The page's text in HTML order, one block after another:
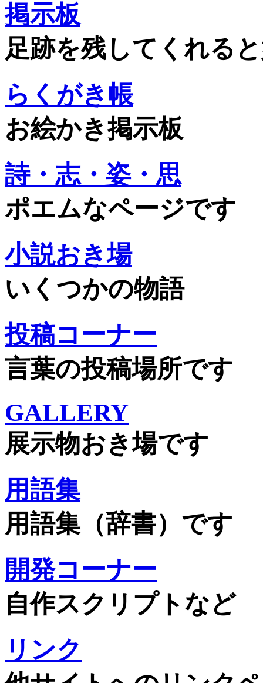
掲示板
足跡を残してくれる
らくがき帳
お絵かき掲示板
詩・志・姿・思
ポエムなページです
小説おき場
いくつかの物語
投稿コーナー
言葉の投稿場所です
GALLERY
展示物おき場です
用語集
用語集（辞書）です
開発コーナー
自作スクリプトなど
リンク